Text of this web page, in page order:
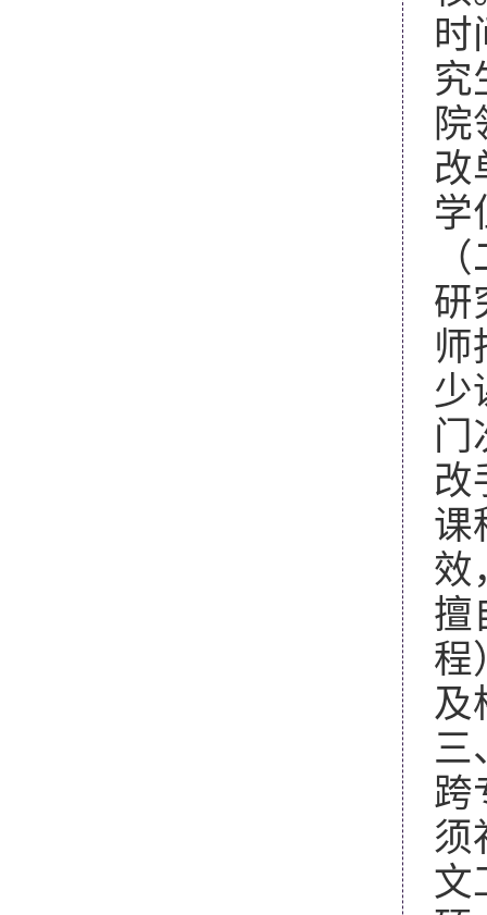
时
究
院
改
学
研
师
少
门
改
课
效
擅
程
及
三
跨
须
文